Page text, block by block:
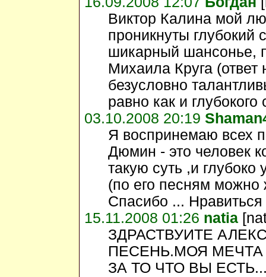
Виктор Калина мой
проникнуты
шикарный шансонье,
Михаила Круга
безусловно
равно как и
03.10.2008 20:19
Я воспринемаю всех
Дюмин - это человек
такую суть ,и
(по его песням можно
Спасибо ...
15.11.2008 01:26 natia
ЗДРАСТВУИТЕ
ПЕСЕНЬ.МОЯ
ЗА ТО ЧТО ВЫ